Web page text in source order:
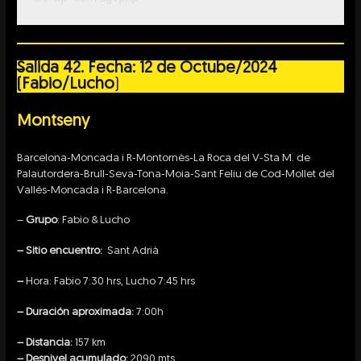
Salida 42. Fecha: 12 de Octube/2024
(Fabio/Lucho)
Montseny
Barcelona-Moncada i R-Montornès-La Roca del V-Sta M. de
Palautordera-Brull-Seva-Tona-Moia-Sant Feliu de Cod-Mollet del
Vallés-Moncada i R-Barcelona.
–Grupo: Fabio & Lucho
– Sitio encuentro: Sant Adrià
–Hora: Fabio 7:30 hrs, Lucho 7:45 hrs
– Duración aproximada:7:00h
– Distancia: 157 km
– Desnivel acumulado:2090 mts